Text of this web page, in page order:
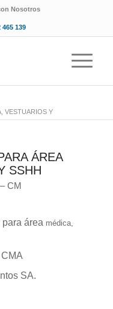
Nosotros
465 139
VESTUARIOS Y
ÁREA
SSHH
CM
área médica,
SA.